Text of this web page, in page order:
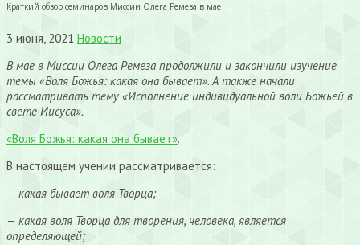
Краткий обзор семинаров Миссии Олега Ремеза в мае
3 июня, 2021 Новости
В мае в Миссии Олега Ремеза продолжили и закончили изучение
темы «Воля Божья: какая она бывает». А также начали
рассматривать тему «Исполнение индивидуальной воли Божьей в
свете Иисуса».
«Воля Божья: какая она бывает».
В настоящем учении рассматривается:
— какая бывает воля Творца;
— какая воля Творца для творения, человека, является
определяющей;